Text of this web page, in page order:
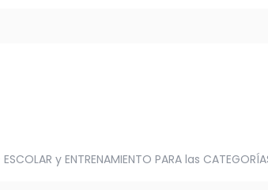
y ENTRENAMIENTO PARA las